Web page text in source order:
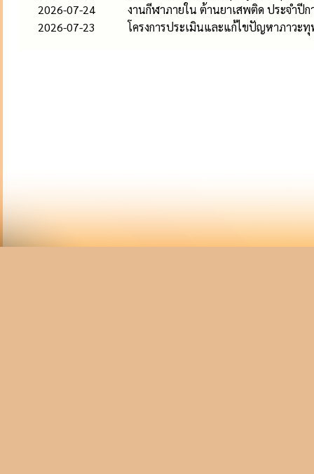
2026-07-24
งานกีฬาภายใน ต้านยาเสพติด ประจำปี
2026-07-23
โครงการประเมินและแก้ไขปัญหาภาวะ